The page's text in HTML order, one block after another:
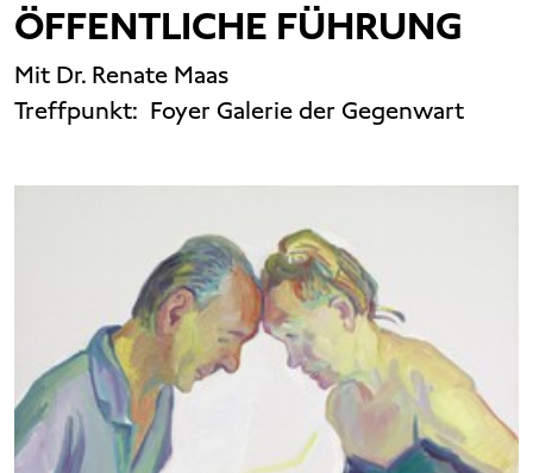
ÖFFENTLICHE FÜHRUNG
Mit Dr. Renate Maas
Treffpunkt: Foyer Galerie der Gegenwart